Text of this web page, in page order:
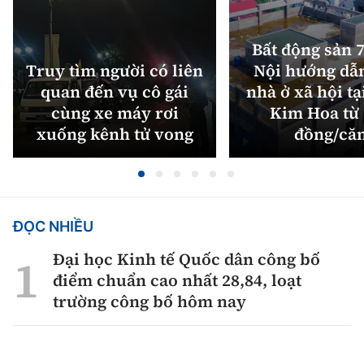
Truy tìm người có liên
quan đến vụ cô gái
cùng xe máy rơi
xuống kênh tử vong
Bất động sản
Nội hướng
nhà ở xã hội
Kim Hoa từ
đồng/
ĐỌC NHIỀU
Đại học Kinh tế Quốc dân công bố
điểm chuẩn cao nhất 28,84, loạt
trường công bố hôm nay